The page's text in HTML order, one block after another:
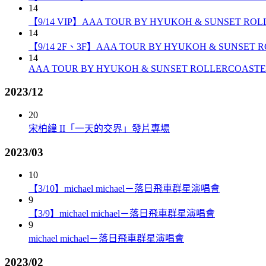
14
【9/14 VIP】AAA TOUR BY HYUKOH & SUNSET
14
【9/14 2F、3F】AAA TOUR BY HYUKOH & SUNSET
14
AAA TOUR BY HYUKOH & SUNSET
2023/12
20
宋柏緯 II「一天的交界」發片專場
2023/03
10
【3/10】michael michael－落日飛車群星演唱會
9
【3/9】michael michael－落日飛車群星演唱會
9
michael michael－落日飛車群星演唱會
2023/02